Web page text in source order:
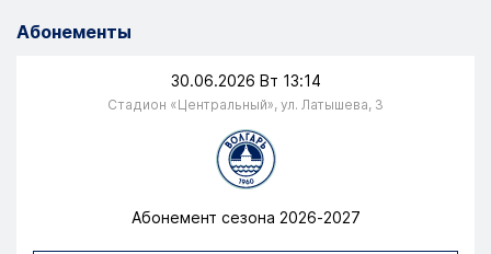
Абонементы
30.06.2026 Вт 13:14
Стадион «Центральный», ул. Латышева, 3
Абонемент сезона 2026-2027